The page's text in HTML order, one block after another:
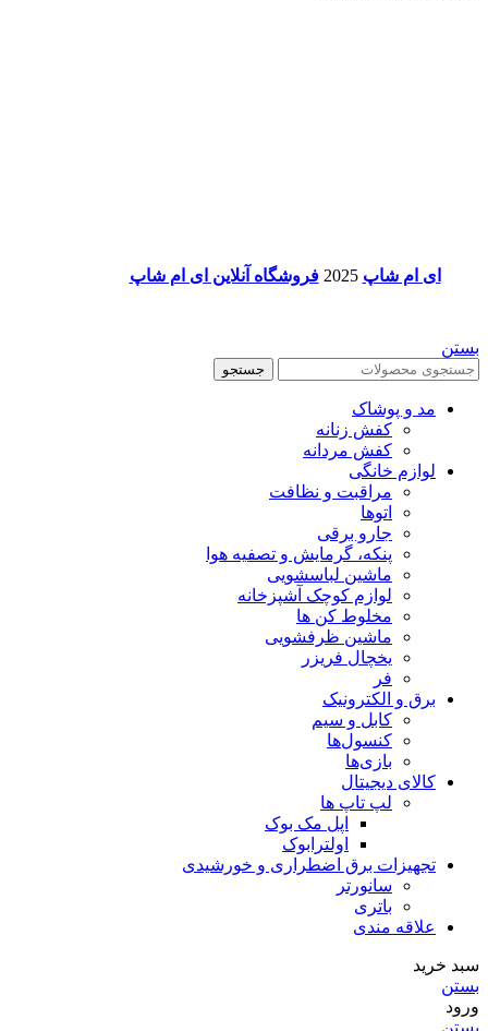
ای ام شاپ 2025 فروشگاه آنلاین ای ام شاپ
بستن
جستجو
مد و پوشاک
کفش زنانه
کفش مردانه
لوازم خانگی
مراقبت و نظافت
اتوها
جارو برقی
پنکه، گرمایش و تصفیه هوا
ماشین لباسشویی
لوازم کوچک آشپزخانه
مخلوط کن ها
ماشین ظرفشویی
یخچال فریزر
فر
برق و الکترونیک
کابل و سیم
کنسول‌ها
بازی‌ها
کالای دیجیتال
لپ تاپ ها
اپل مک بوک
اولترابوک
تجهیزات برق اضطراری و خورشیدی
سانورتر
باتری
علاقه مندی
سبد خرید
بستن
ورود